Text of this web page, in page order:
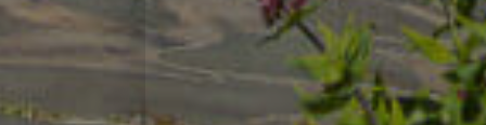
Les hôtels, maisons
Après avoir passé la journée à explorer